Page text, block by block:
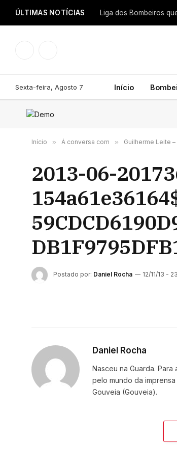
ÚLTIMAS NOTÍCIAS
Sexta-feira, Agosto 7 Início
Início » À conversa com » Guilherme Leite
2013-06-
Postado por: Daniel Rocha 12/11/13 -
Daniel Rocha
Nasceu na Guarda.
pelo mundo da
Gouveia (Gouveia).